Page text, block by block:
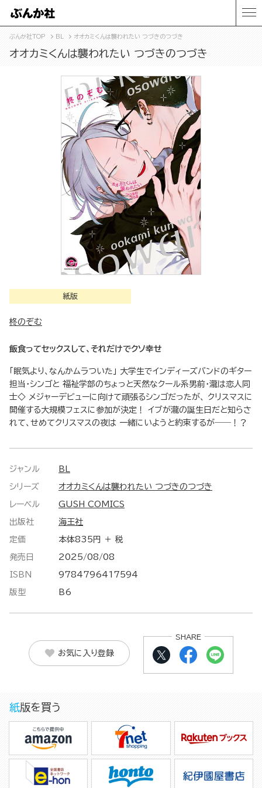
ぶんか社TOP BL オオカミくんは襲われたい つづきのつづき
オオカミくんは襲われたい つづきのつづき
紙版
柊のぞむ
飯食ってセックスして、それだけでクソ幸せ
「眠気より、なんかムラついた」 大学生でインディーズバンドのギター
担当・シンゴと 福祉学部のちょっと天然なクール系男前・瀧は恋人同
士◇ メジャーデビューに向けて頑張るシンゴだったが、 クリスマスに
開催する大規模フェスに参加が決定！ イブが瀧の誕生日だと知らさ
れて、せめてクリスマスの夜は 一緒にいようと約束するが――！？
ジャンル BL
シリーズ オオカミくんは襲われたい つづきのつづき
レーベル GUSH COMICS
出版社 海王社
定価 本体835円 ＋ 税
発売日 2025/08/08
ISBN 9784796417594
版型 B6
お気に入り登録
SHARE
紙版を買う